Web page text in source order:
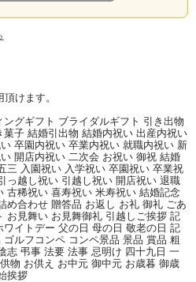
けます。
グギフト ブライダルギフト 引き出物
子 結婚引出物 結婚内祝い 出産内祝い
卒園内祝い 卒業内祝い 就職内祝い 新
開店内祝い 二次会 お祝い 御祝 結婚
三 入園祝い 入学祝い 卒園祝い 卒業祝
っ越し祝い 引越し祝い 開店祝い 退職
古稀祝い 喜寿祝い 米寿祝い 結婚記念
め合わせ 贈答品 お返し お礼 御礼 ごあ
お見舞い お見舞御礼 引越しご挨拶 記
イトデー 父の日 母の日 敬老の日 記
ルフコンペ コンペ景品 景品 賞品 粗
志 弔事 法要 法事 忌明け 四十九日 一
物 お供え お中元 御中元 お歳暮 御歳
挨拶